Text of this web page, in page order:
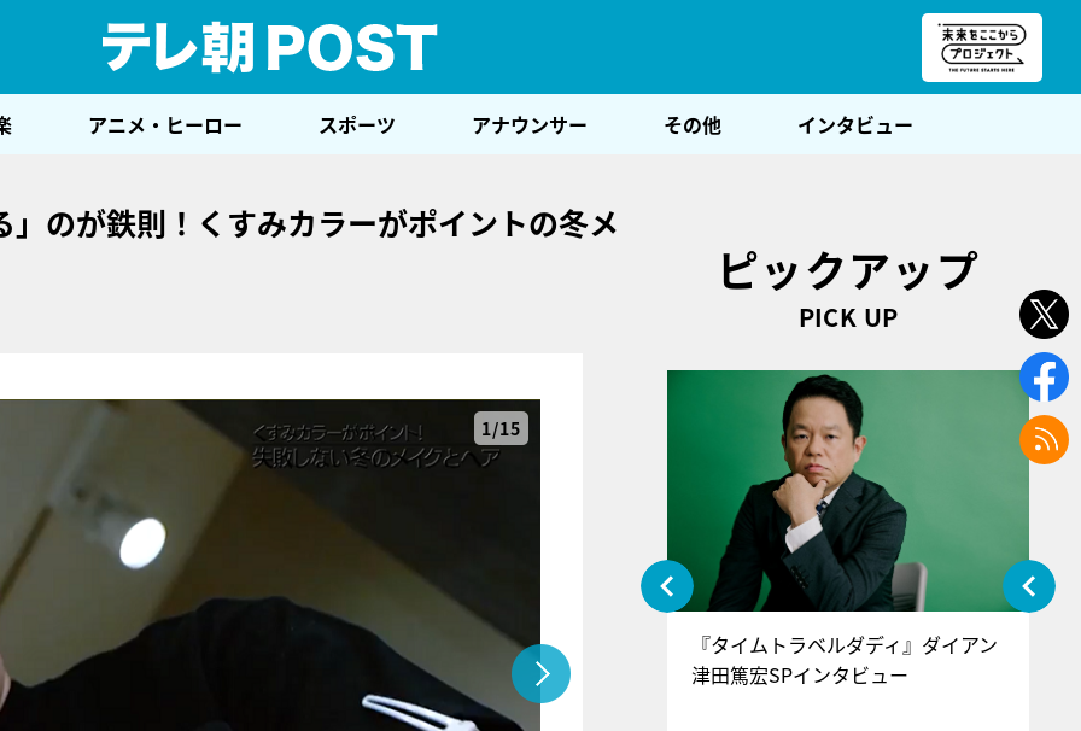
アニメ・ヒーロー スポーツ アナウンサー その他 インタビュー
のが鉄則！くすみカラーがポイントの冬メ
1/15
ピックアップ
PICK UP
『アイ＝ラブ！げーみんぐ』＝LOV
E齋藤樹愛羅＆佐々木舞香SPインタ
ビュー
『タイムトラベルダディ』ダイアン
津田篤宏SPインタビュー